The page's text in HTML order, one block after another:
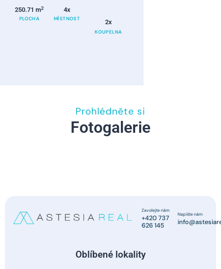
250.71 m2
PLOCHA
4x
MÍSTNOST 2x
KOUPELNA
Prohlédněte si
Fotogalerie
Zavolejte nám
+420 737
626 145
Napište nám
Oblíbené lokality